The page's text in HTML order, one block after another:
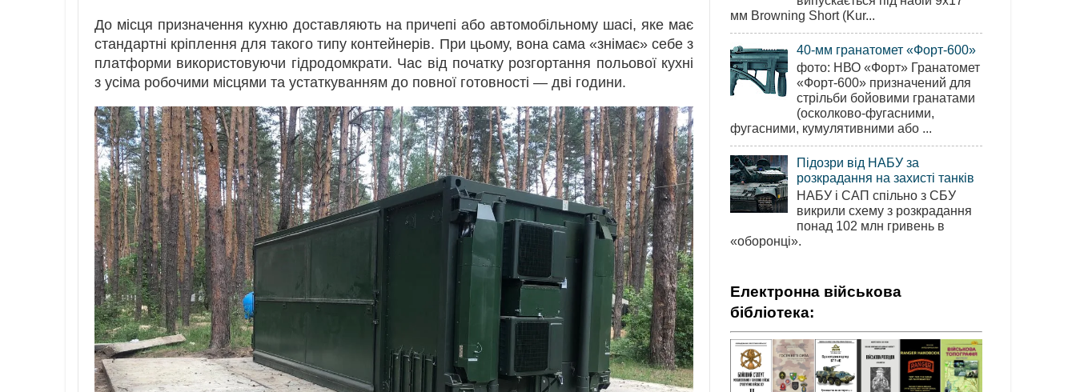
До місця призначення кухню доставляють на причепі або автомобільному шасі, яке має
стандартні кріплення для такого типу контейнерів. При цьому, вона сама «знімає» себе з
платформи використовуючи гідродомкрати. Час від початку розгортання польової кухні
з усіма робочими місцями та устаткуванням до повної готовності — дві години.
мм Browning Short (Kur...
40-мм гранатомет «Форт-600»
фото: НВО «Форт» Гранатомет
«Форт-600» призначений для
стрільби бойовими гранатами
(осколково-фугасними,
фугасними, кумулятивними або ...
Підозри від НАБУ за
розкрадання на захисті танків
НАБУ і САП спільно з СБУ
викрили схему з розкрадання
понад 102 млн гривень в
«оборонці».
Електронна військова
бібліотека: